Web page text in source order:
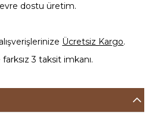
dostu üretim.
alışverişlerinize Ücretsiz Kargo.
3 taksit imkanı.